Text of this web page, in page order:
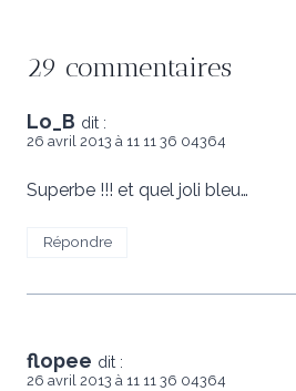
29 commentaires
Lo_B dit :
26 avril 2013 à 11 11 36 04364
Superbe !!! et quel joli bleu…
Répondre
flopee dit :
26 avril 2013 à 11 11 36 04364